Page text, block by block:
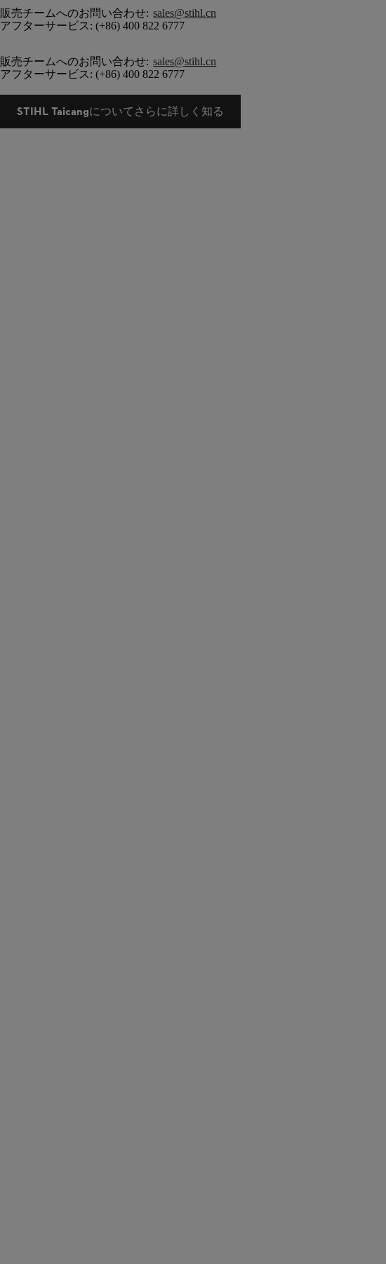
販売チームへのお問い合わせ: sales@stihl.cn
アフターサービス: (+86) 400 822 6777
販売チームへのお問い合わせ: sales@stihl.cn
アフターサービス: (+86) 400 822 6777
STIHL Taicangについてさらに詳しく知る